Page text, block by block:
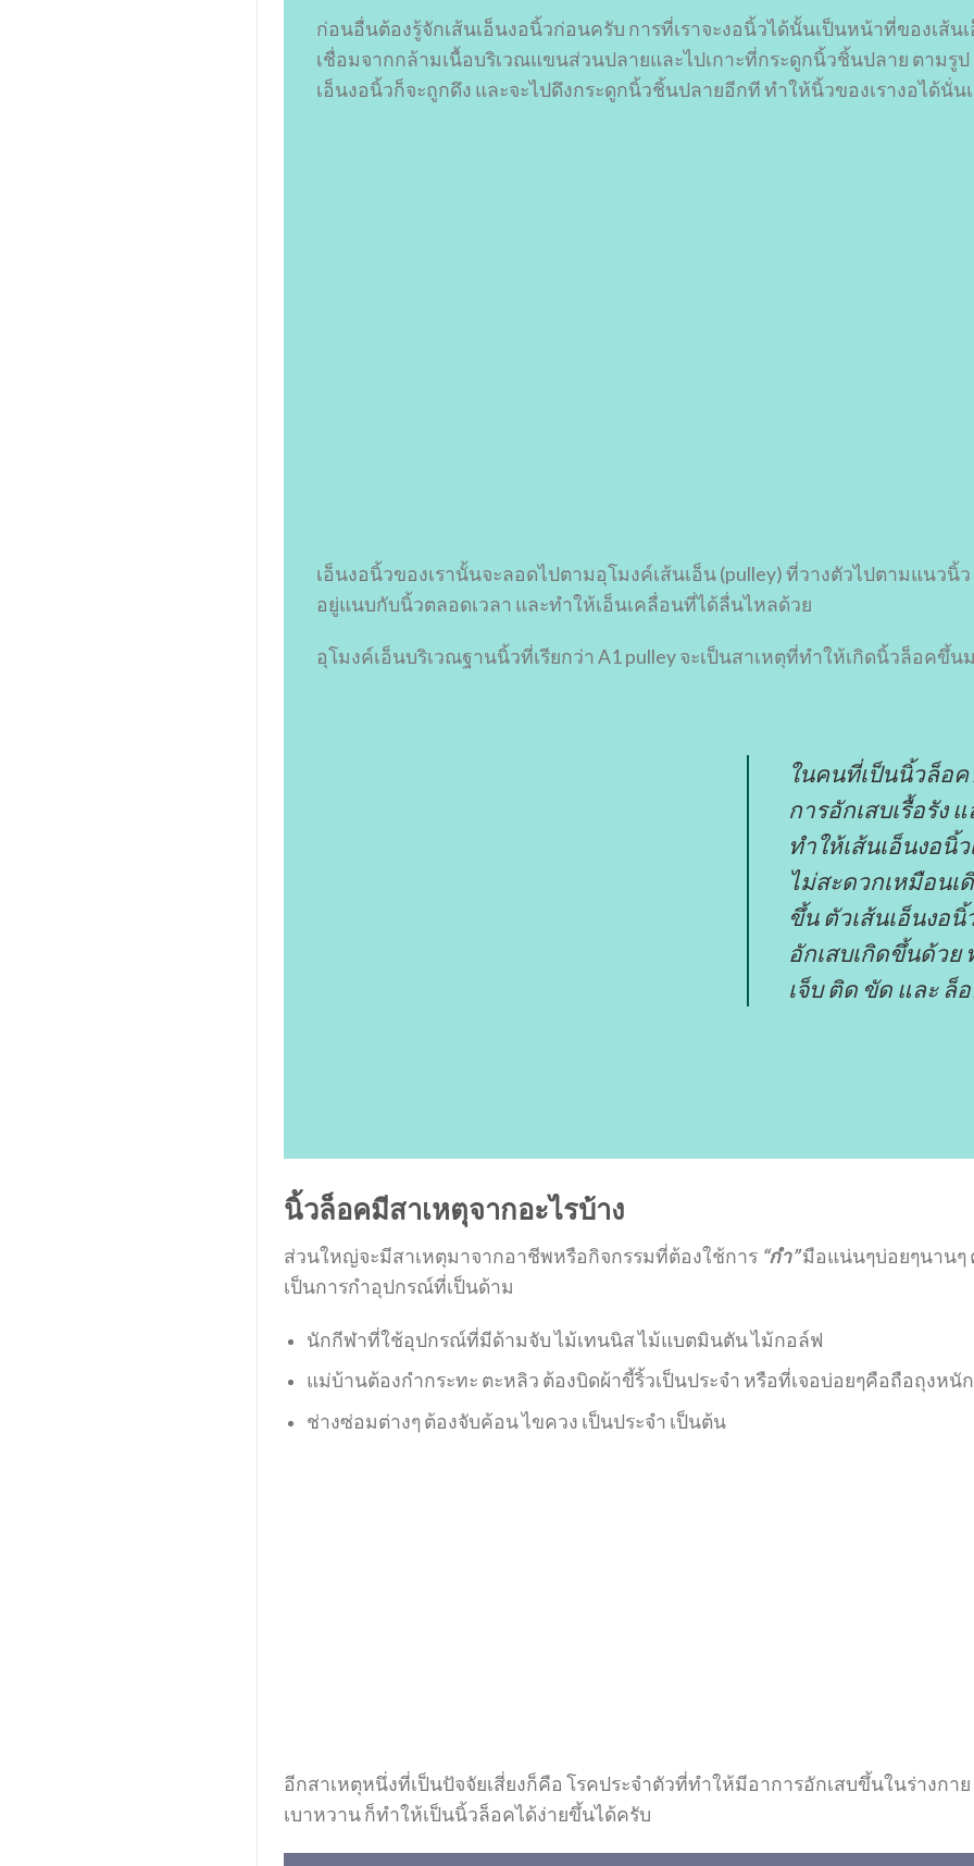
ก่อนอื่นต้องรู้จักเส้นเอ็นงอนิ้วก่อนครับ การที่เราจะงอนิ้วได้นั้นเป็นหน้าที่ของเส้น
เชื่อมจากกล้ามเนื้อบริเวณแขนส่วนปลายและไปเกาะที่กระดูกนิ้วชิ้นปลาย ตามรู
เอ็นงอนิ้วก็จะถูกดึง และจะไปดึงกระดูกนิ้วชิ้นปลายอีกที ทำให้นิ้วของเรางอได้นั่น
เอ็นงอนิ้วของเรานั้นจะลอดไปตามอุโมงค์เส้นเอ็น (pulley) ที่วางตัวไปตามแนวนิ้
อยู่แนบกับนิ้วตลอดเวลา และทำให้เอ็นเคลื่อนที่ได้ลื่นไหลด้วย
อุโมงค์เอ็นบริเวณฐานนิ้วที่เรียกว่า A1 pulley จะเป็นสาเหตุที่ทำให้เกิดนิ้วล็อคขึ้น
ในคนที่เป็นนิ้วล็อค
การอักเสบเรื้อรัง
ทำให้เส้นเอ็นงอนิ้
ไม่สะดวกเหมือนเ
ขึ้น ตัวเส้นเอ็นงอนิ้
อักเสบเกิดขึ้นด้วย
เจ็บ ติด ขัด และ ล็
นิ้วล็อคมีสาเหตุจากอะไรบ้าง
ส่วนใหญ่จะมีสาเหตุมาจากอาชีพหรือกิจกรรมที่ต้องใช้การ “กำ”มือแน่นๆบ่อยๆนานๆ
เป็นการกำอุปกรณ์ที่เป็นด้าม
นักกีฬาที่ใช้อุปกรณ์ที่มีด้ามจับ ไม้เทนนิส ไม้แบตมินตัน ไม้กอล์ฟ
แม่บ้านต้องกำกระทะ ตะหลิว ต้องบิดผ้าขี้ริ้วเป็นประจำ หรือที่เจอบ่อยๆคือถือถุงหนั
ช่างซ่อมต่างๆ ต้องจับค้อน ไขควง เป็นประจำ เป็นต้น
อีกสาเหตุหนึ่งที่เป็นปัจจัยเสี่ยงก็คือ โรคประจำตัวที่ทำให้มีอาการอักเสบขึ้นในร่างกาย
เบาหวาน ก็ทำให้เป็นนิ้วล็อคได้ง่ายขึ้นได้ครับ